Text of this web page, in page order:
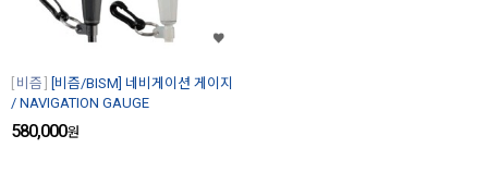
비즘
[비즘/BISM] 네비게이션 게이지
/ NAVIGATION GAUGE
580,000원